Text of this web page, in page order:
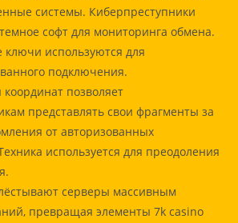
системы. Киберпреступники
софт для мониторинга обмена.
используются для
подключения.
позволяет
представлять свои фрагменты за
от авторизованных
используется для преодоления
серверы массивным
превращая элементы 7k casino